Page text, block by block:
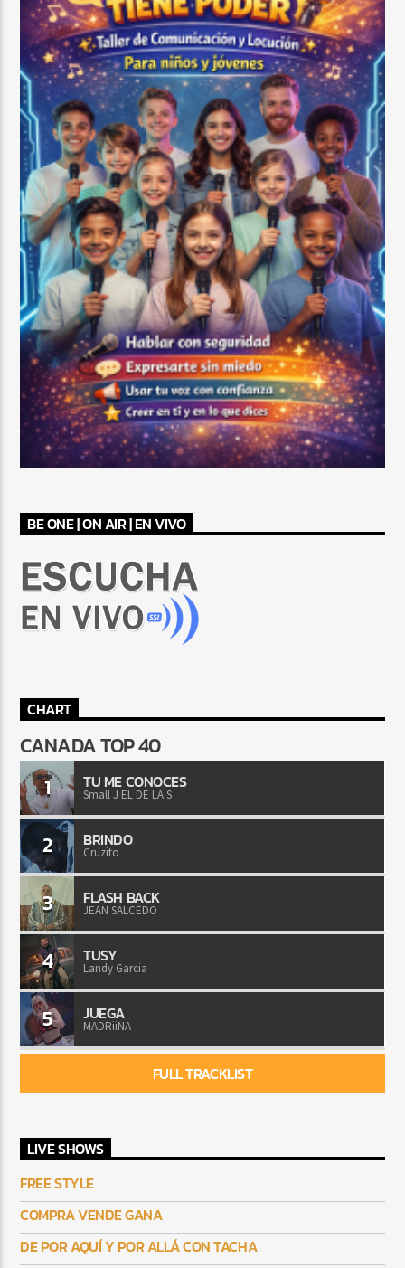
BE ONE | ON AIR | EN VIVO
CHART
CANADA TOP 40
1 TU ME CONOCES
Small J EL DE LA S
2 BRINDO
Cruzito
3 FLASH BACK
JEAN SALCEDO
4 TUSY
Landy Garcia
5 JUEGA
MADRiiNA
FULL TRACKLIST
LIVE SHOWS
FREE STYLE
COMPRA VENDE GANA
DE POR AQUÍ Y POR ALLÁ CON TACHA